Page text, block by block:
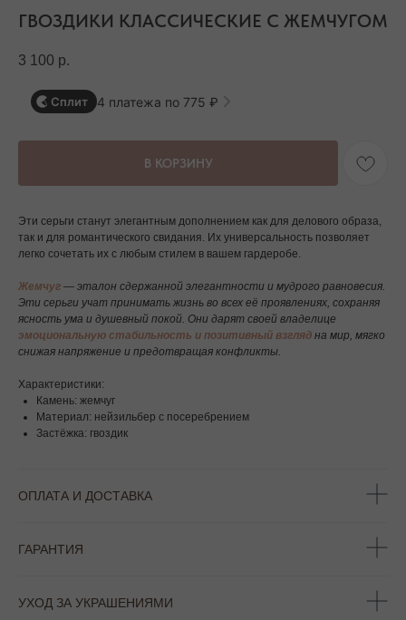
ГВОЗДИКИ КЛАССИЧЕСКИЕ С ЖЕМЧУГОМ
3 100 р.
Сплит 4 платежа по 775 ₽
В КОРЗИНУ
Эти серьги станут элегантным дополнением как для делового образа,
так и для романтического свидания. Их универсальность позволяет
легко сочетать их с любым стилем в вашем гардеробе.
Жемчуг — эталон сдержанной элегантности и мудрого равновесия.
Эти серьги учат принимать жизнь во всех её проявлениях, сохраняя
ясность ума и душевный покой. Они дарят своей владелице
эмоциональную стабильность и позитивный взгляд на мир, мягко
снижая напряжение и предотвращая конфликты.
Характеристики:
Камень: жемчуг
Материал: нейзильбер с посеребрением
Застёжка: гвоздик
ОПЛАТА И ДОСТАВКА
ГАРАНТИЯ
УХОД ЗА УКРАШЕНИЯМИ